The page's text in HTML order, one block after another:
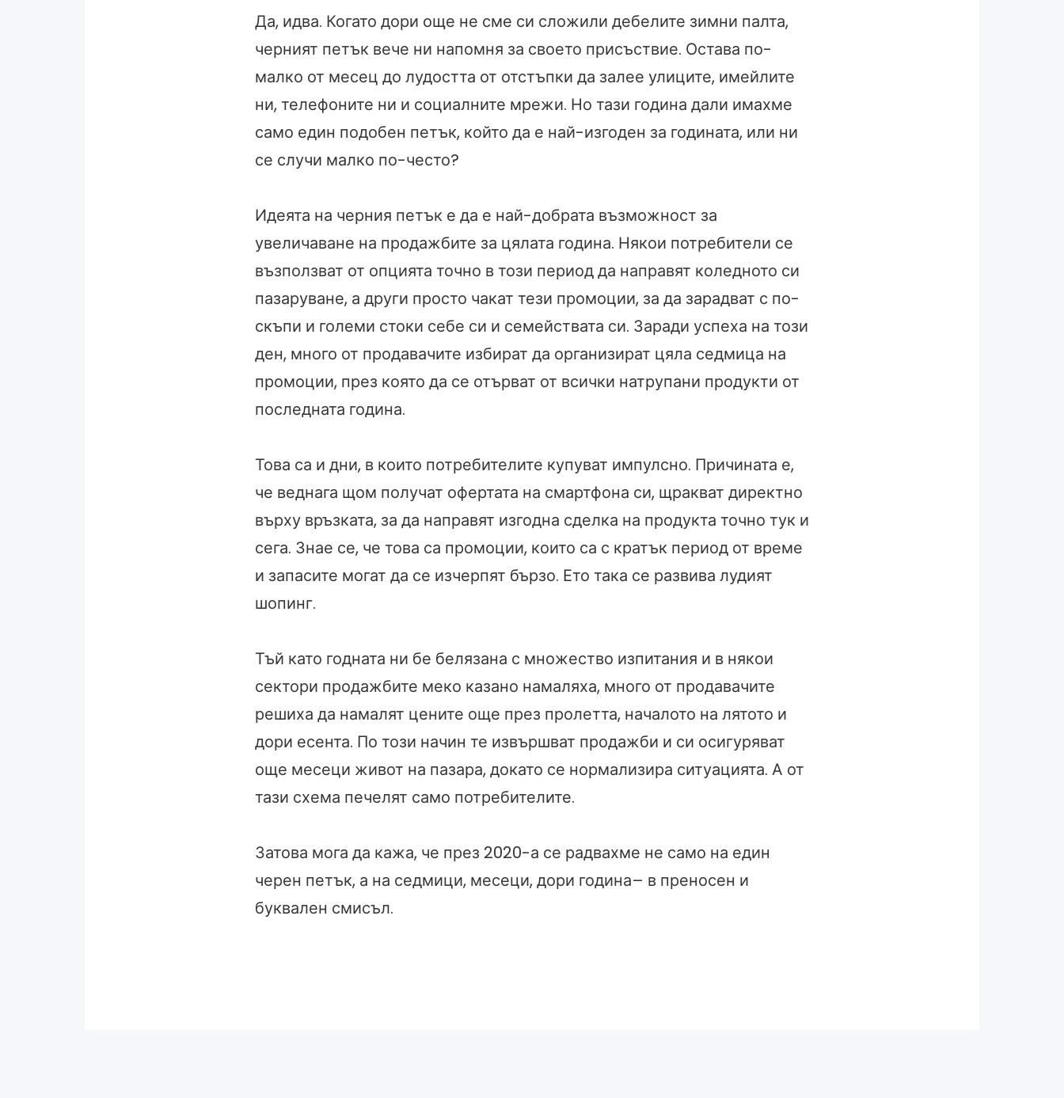
Да, идва. Когато дори още не сме си сложили дебелите зимни палта,
черният петък вече ни напомня за своето присъствие. Остава по-
малко от месец до лудостта от отстъпки да залее улиците, имейлите
ни, телефоните ни и социалните мрежи. Но тази година дали имахме
само един подобен петък, който да е най-изгоден за годината, или ни
се случи малко по-често?
Идеята на черния петък е да е най-добрата възможност за
увеличаване на продажбите за цялата година. Някои потребители се
възползват от опцията точно в този период да направят коледното си
пазаруване, а други просто чакат тези промоции, за да зарадват с по-
скъпи и големи стоки себе си и семействата си. Заради успеха на този
ден, много от продавачите избират да организират цяла седмица на
промоции, през която да се отърват от всички натрупани продукти от
последната година.
Това са и дни, в които потребителите купуват импулсно. Причината е,
че веднага щом получат офертата на смартфона си, щракват директно
върху връзката, за да направят изгодна сделка на продукта точно тук и
сега. Знае се, че това са промоции, които са с кратък период от време
и запасите могат да се изчерпят бързо. Ето така се развива лудият
шопинг.
Тъй като годната ни бе белязана с множество изпитания и в някои
сектори продажбите меко казано намаляха, много от продавачите
решиха да намалят цените още през пролетта, началото на лятото и
дори есента. По този начин те извършват продажби и си осигуряват
още месеци живот на пазара, докато се нормализира ситуацията. А от
тази схема печелят само потребителите.
Затова мога да кажа, че през 2020-а се радвахме не само на един
черен петък, а на седмици, месеци, дори година– в преносен и
буквален смисъл.